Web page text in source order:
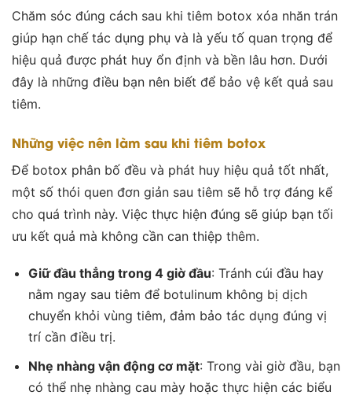
Chăm sóc đúng cách sau khi tiêm botox xóa nhăn trán
giúp hạn chế tác dụng phụ và là yếu tố quan trọng để
hiệu quả được phát huy ổn định và bền lâu hơn. Dưới
đây là những điều bạn nên biết để bảo vệ kết quả sau
tiêm.
Những việc nên làm sau khi tiêm botox
Để botox phân bố đều và phát huy hiệu quả tốt nhất,
một số thói quen đơn giản sau tiêm sẽ hỗ trợ đáng kể
cho quá trình này. Việc thực hiện đúng sẽ giúp bạn tối
ưu kết quả mà không cần can thiệp thêm.
Giữ đầu thẳng trong 4 giờ đầu: Tránh cúi đầu hay
nằm ngay sau tiêm để botulinum không bị dịch
chuyển khỏi vùng tiêm, đảm bảo tác dụng đúng vị
trí cần điều trị.
Nhẹ nhàng vận động cơ mặt: Trong vài giờ đầu, bạn
có thể nhẹ nhàng cau mày hoặc thực hiện các biểu